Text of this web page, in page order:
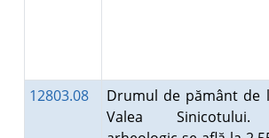
12803.08
Drumul de pământ de
Valea Sinicotului.